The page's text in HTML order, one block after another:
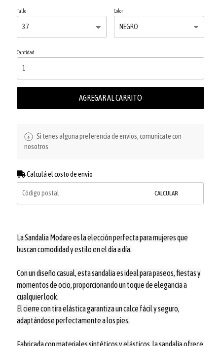
Talle Color
Cantidad
AGREGAR AL CARRITO
Si tenes alguna preferencia de envios, comunicate con
nosotros
Calculá el costo de envío
CALCULAR
La Sandalia Modare es la elección perfecta para mujeres que
buscan comodidad y estilo en el día a día.
Con un diseño casual, esta sandalia es ideal para paseos, fiestas y
momentos de ocio, proporcionando un toque de elegancia a
cualquier look.
El cierre con tira elástica garantiza un calce fácil y seguro,
adaptándose perfectamente a los pies.
Fabricada con materiales sintéticos y elásticos, la sandalia ofrece